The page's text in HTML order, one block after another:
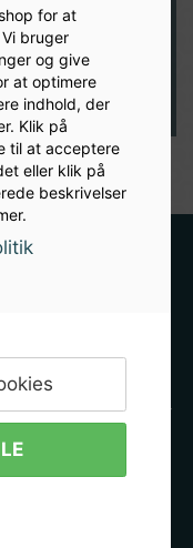
for at
bruger
og give
at optimere
indhold, der
Klik på
til at acceptere
eller klik på
beskrivelser
TILMELD
som dagligt
danskere.
af at kunne leverer
som